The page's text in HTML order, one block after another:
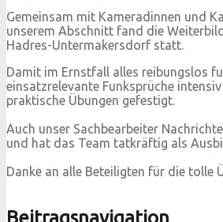
Gemeinsam mit Kameradinnen und
unserem Abschnitt fand die
Hadres-Untermakersdorf statt.
Damit im Ernstfall alles reibungslos
einsatzrelevante Funksprüche
praktische Übungen gefestigt.
Auch unser Sachbearbeiter
und hat das Team tatkräftig als
Danke an alle Beteiligten für die tolle